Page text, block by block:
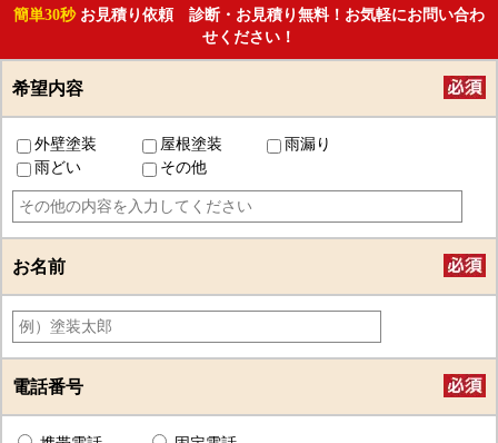
簡単30秒 お見積り依頼 診断・お見積り無料！お気軽にお問い合わ
せください！
希望内容
外壁塗装 屋根塗装
雨漏り
雨どい
その他
お名前
電話番号